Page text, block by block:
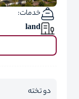
خدمات:
land
دو تخته